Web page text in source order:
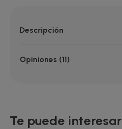
Descripción
Opiniones (11)
Te puede interesar